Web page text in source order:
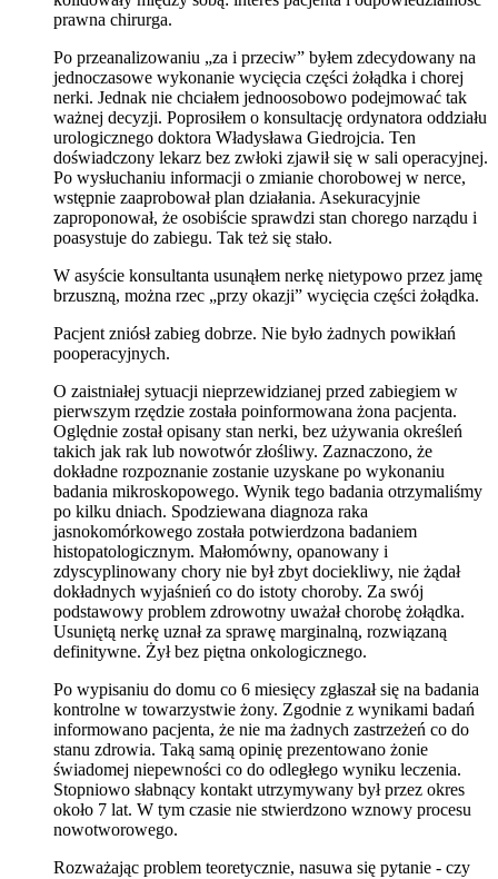
prawna chirurga.
Po przeanalizowaniu „za i przeciw” byłem zdecydowany na
jednoczasowe wykonanie wycięcia części żołądka i chorej
nerki. Jednak nie chciałem jednoosobowo podejmować tak
ważnej decyzji. Poprosiłem o konsultację ordynatora oddziału
urologicznego doktora Władysława Giedrojcia. Ten
doświadczony lekarz bez zwłoki zjawił się w sali operacyjnej.
Po wysłuchaniu informacji o zmianie chorobowej w nerce,
wstępnie zaaprobował plan działania. Asekuracyjnie
zaproponował, że osobiście sprawdzi stan chorego narządu i
poasystuje do zabiegu. Tak też się stało.
W asyście konsultanta usunąłem nerkę nietypowo przez jamę
brzuszną, można rzec „przy okazji” wycięcia części żołądka.
Pacjent zniósł zabieg dobrze. Nie było żadnych powikłań
pooperacyjnych.
O zaistniałej sytuacji nieprzewidzianej przed zabiegiem w
pierwszym rzędzie została poinformowana żona pacjenta.
Oględnie został opisany stan nerki, bez używania określeń
takich jak rak lub nowotwór złośliwy. Zaznaczono, że
dokładne rozpoznanie zostanie uzyskane po wykonaniu
badania mikroskopowego. Wynik tego badania otrzymaliśmy
po kilku dniach. Spodziewana diagnoza raka
jasnokomórkowego została potwierdzona badaniem
histopatologicznym. Małomówny, opanowany i
zdyscyplinowany chory nie był zbyt dociekliwy, nie żądał
dokładnych wyjaśnień co do istoty choroby. Za swój
podstawowy problem zdrowotny uważał chorobę żołądka.
Usuniętą nerkę uznał za sprawę marginalną, rozwiązaną
definitywne. Żył bez piętna onkologicznego.
Po wypisaniu do domu co 6 miesięcy zgłaszał się na badania
kontrolne w towarzystwie żony. Zgodnie z wynikami badań
informowano pacjenta, że nie ma żadnych zastrzeżeń co do
stanu zdrowia. Taką samą opinię prezentowano żonie
świadomej niepewności co do odległego wyniku leczenia.
Stopniowo słabnący kontakt utrzymywany był przez okres
około 7 lat. W tym czasie nie stwierdzono wznowy procesu
nowotworowego.
Rozważając problem teoretycznie, nasuwa się pytanie - czy